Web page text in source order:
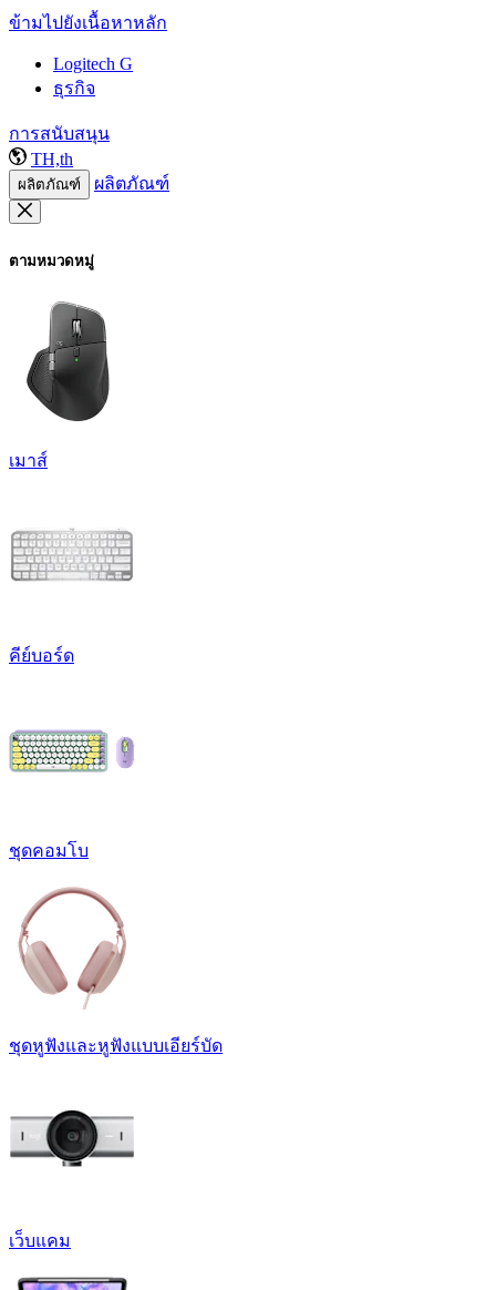
ข้ามไปยังเนื้อหาหลัก
Logitech G
ธุรกิจ
การสนับสนุน
TH,th
ผลิตภัณฑ์ ผลิตภัณฑ์
ตามหมวดหมู่
เมาส์
คีย์บอร์ด
ชุดคอมโบ
ชุดหูฟังและหูฟังแบบเอียร์บัด
เว็บแคม